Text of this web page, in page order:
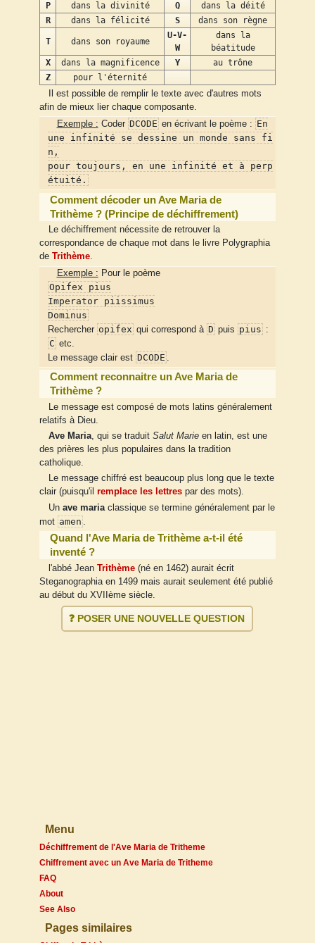
P dans la divinité Q
dans la déité
R
dans la félicité S dans son règne
T dans son royaume
U-V-
W
dans la
béatitude
X
dans la magnificence Y
au trône
Z
pour l'éternité
Il est possible de remplir le texte avec d'autres mots
afin de mieux lier chaque composante.
Exemple : Coder DCODEen écrivant le poème : En
une infinité se dessine un monde sans fi
n,
pour toujours, en une infinité et à perp
étuité.
Comment décoder un Ave Maria de
Trithème ? (Principe de déchiffrement)
Le déchiffrement nécessite de retrouver la
correspondance de chaque mot dans le livre Polygraphia
de Trithème.
Exemple : Pour le poème
Opifex pius
Imperator piissimus
Dominus
Rechercher opifex qui correspond à D puis pius :
C etc.
Le message clair est DCODE
Comment reconnaitre un Ave Maria de
Trithème ?
Le message est composé de mots latins généralement
relatifs à Dieu.
Ave Maria, qui se traduit Salut Marieen latin, est une
des prières les plus populaires dans la tradition
catholique.
Le message chiffré est beaucoup plus long que le texte
clair (puisqu'il remplace les lettres par des mots).
Un ave mariaclassique se termine généralement par le
mot amen
Quand l'Ave Maria de Trithème a-t-il été
inventé ?
l'abbé Jean Trithème(né en 1462) aurait écrit
Steganographia en 1499 mais aurait seulement été publié
au début du XVIIème siècle.
❓ POSER UNE NOUVELLE QUESTION
Menu
Déchiffrement de l'Ave Maria de Tritheme
Chiffrement avec un Ave Maria de Tritheme
FAQ
About
See Also
Pages similaires